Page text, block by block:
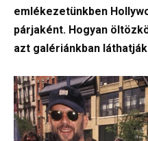
emlékezetünkben
párjaként. Hogyan
azt galériánkban